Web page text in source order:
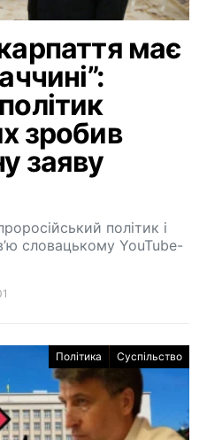
має
зробив
заяву
політик і
словацькому YouTube-
Політика Суспільство